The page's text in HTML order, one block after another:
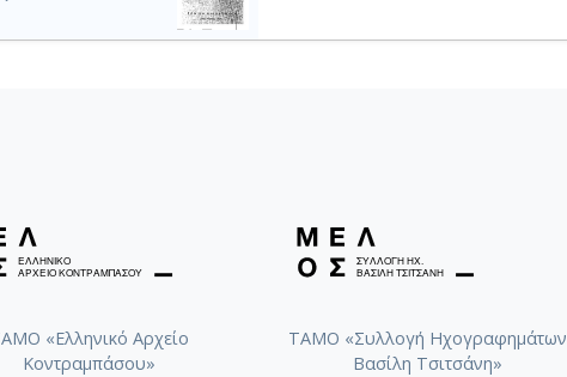
«Ελληνικό Αρχείο
Κοντραμπάσου»
ΤΑΜΟ «Συλλογή Ηχογραφημάτων
Βασίλη Τσιτσάνη»